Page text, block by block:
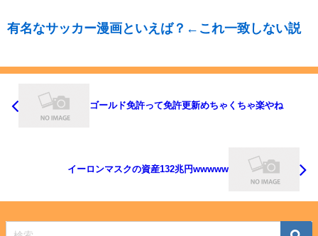
有名なサッカー漫画といえば？←これ一致しない説
ゴールド免許って免許更新めちゃくちゃ楽やね
イーロンマスクの資産132兆円wwwww